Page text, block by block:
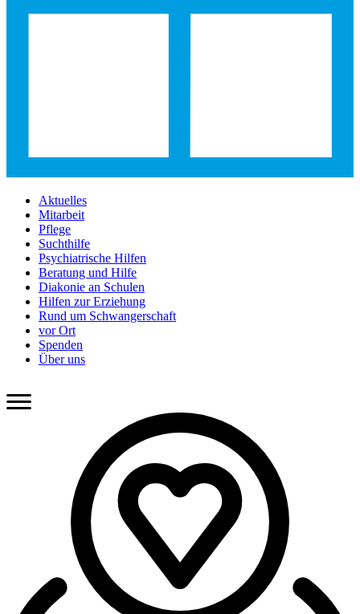
Aktuelles
Mitarbeit
Pflege
Suchthilfe
Psychiatrische Hilfen
Beratung und Hilfe
Diakonie an Schulen
Hilfen zur Erziehung
Rund um Schwangerschaft
vor Ort
Spenden
Über uns